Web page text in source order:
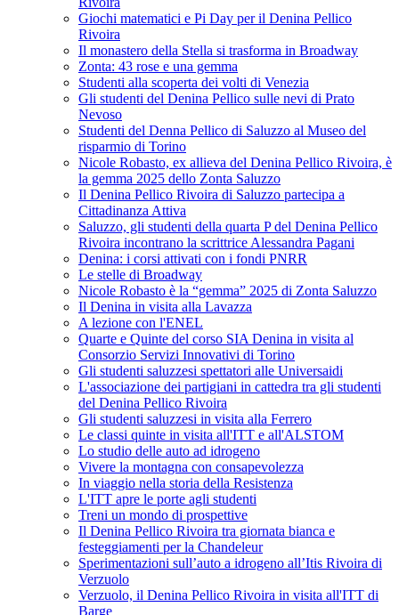
Giochi matematici e Pi Day per il Denina Pellico
Rivoira
Il monastero della Stella si trasforma in Broadway
Zonta: 43 rose e una gemma
Studenti alla scoperta dei volti di Venezia
Gli studenti del Denina Pellico sulle nevi di Prato
Nevoso
Studenti del Denna Pellico di Saluzzo al Museo del
risparmio di Torino
Nicole Robasto, ex allieva del Denina Pellico Rivoira, è
la gemma 2025 dello Zonta Saluzzo
Il Denina Pellico Rivoira di Saluzzo partecipa a
Cittadinanza Attiva
Saluzzo, gli studenti della quarta P del Denina Pellico
Rivoira incontrano la scrittrice Alessandra Pagani
Denina: i corsi attivati con i fondi PNRR
Le stelle di Broadway
Nicole Robasto è la “gemma” 2025 di Zonta Saluzzo
Il Denina in visita alla Lavazza
A lezione con l'ENEL
Quarte e Quinte del corso SIA Denina in visita al
Consorzio Servizi Innovativi di Torino
Gli studenti saluzzesi spettatori alle Universaidi
L'associazione dei partigiani in cattedra tra gli studenti
del Denina Pellico Rivoira
Gli studenti saluzzesi in visita alla Ferrero
Le classi quinte in visita all'ITT e all'ALSTOM
Lo studio delle auto ad idrogeno
Vivere la montagna con consapevolezza
In viaggio nella storia della Resistenza
L'ITT apre le porte agli studenti
Treni un mondo di prospettive
Il Denina Pellico Rivoira tra giornata bianca e
festeggiamenti per la Chandeleur
Sperimentazioni sull’auto a idrogeno all’Itis Rivoira di
Verzuolo
Verzuolo, il Denina Pellico Rivoira in visita all'ITT di
Barge